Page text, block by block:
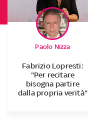
Fabrizio Lopresti:
"Per recitare
bisogna partire
dalla propria verità"
Paolo Nizza